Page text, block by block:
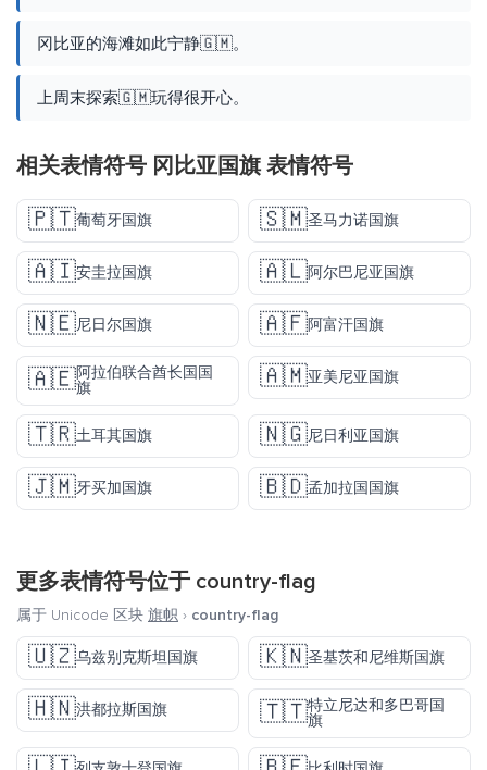
冈比亚的海滩如此宁静🇬🇲。
上周末探索🇬🇲玩得很开心。
相关表情符号 冈比亚国旗 表情符号
🇵🇹葡萄牙国旗 🇸🇲圣马力诺国旗
🇦🇮安圭拉国旗 🇦🇱阿尔巴尼亚国旗
🇳🇪尼日尔国旗 🇦🇫阿富汗国旗
🇦🇪阿拉伯联合酋长国国
旗
🇦🇲亚美尼亚国旗
🇹🇷土耳其国旗 🇳🇬尼日利亚国旗
🇯🇲牙买加国旗 🇧🇩孟加拉国国旗
更多表情符号位于 country-flag
属于 Unicode 区块 旗帜 › country-flag
🇺🇿乌兹别克斯坦国旗 🇰🇳圣基茨和尼维斯国旗
🇭🇳洪都拉斯国旗 🇹🇹特立尼达和多巴哥国
旗